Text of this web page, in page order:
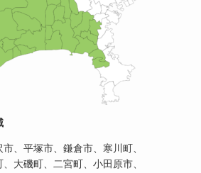
、平塚市、鎌倉市、寒川町、
大磯町、二宮町、小田原市、